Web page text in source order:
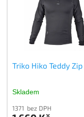
Triko Hiko Teddy Zip
Skladem
1371 bez DPH